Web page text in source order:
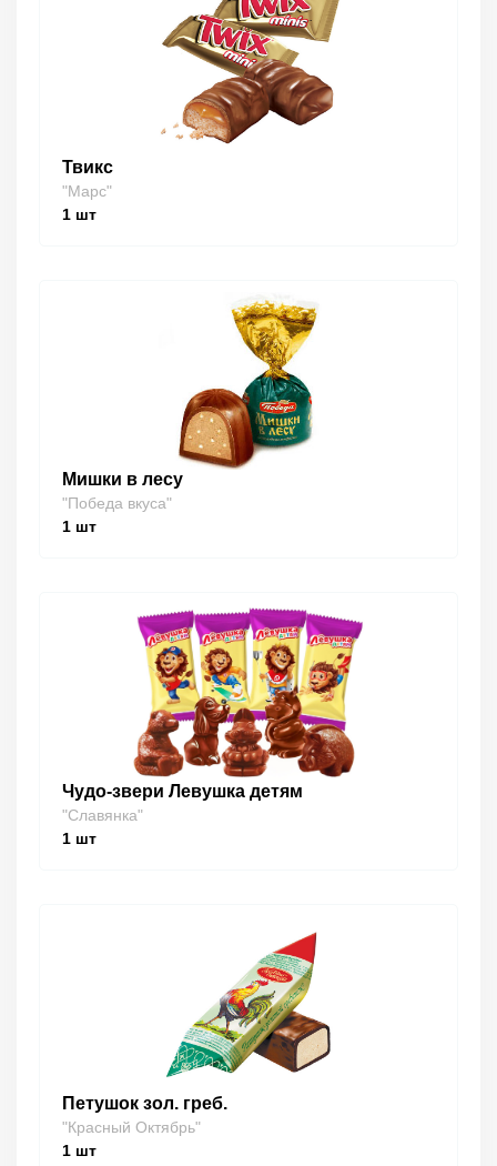
Твикс
"Марс"
1 шт
Мишки в лесу
"Победа вкуса"
1 шт
Чудо-звери Левушка детям
"Славянка"
1 шт
Петушок зол. греб.
"Красный Октябрь"
1 шт